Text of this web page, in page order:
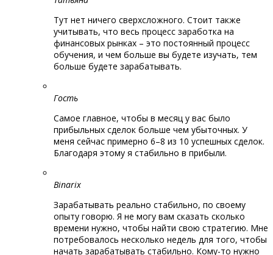
Тут нет ничего сверхсложного. Стоит также
учитывать, что весь процесс заработка на
финансовых рынках – это постоянный процесс
обучения, и чем больше вы будете изучать, тем
больше будете зарабатывать.
Гость
Самое главное, чтобы в месяц у вас было
прибыльных сделок больше чем убыточных. У
меня сейчас примерно 6–8 из 10 успешных сделок.
Благодаря этому я стабильно в прибыли.
Binarix
Зарабатывать реально стабильно, по своему
опыту говорю. Я не могу вам сказать сколько
времени нужно, чтобы найти свою стратегию. Мне
потребовалось несколько недель для того, чтобы
начать зарабатывать стабильно. Кому-то нужно